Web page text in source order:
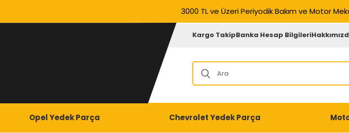
3000 TL ve Üzeri Periyodik Bakım ve Motor
Kargo TakipBanka Hesap Bilgileri
Opel Yedek Parça Chevrolet Yedek Parça